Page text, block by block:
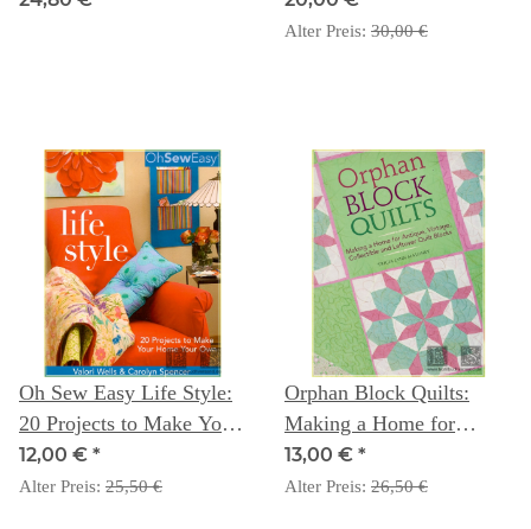
Fashion - Amy
Alter Preis: 30,00 €
Oh Sew Easy Life Style:
20 Projects to Make Your
Home Your Own - Valori
Wells & Carolyn Spencer
12,00 € *
Alter Preis: 25,50 €
Orphan Block Quilts:
Making a Home for
Antique, Vintage,
Collectible and Leftover
13,00 € *
Alter Preis: 26,50 €